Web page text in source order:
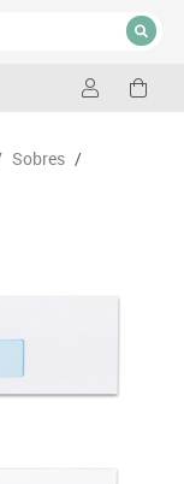
CERRAR
Sobres /